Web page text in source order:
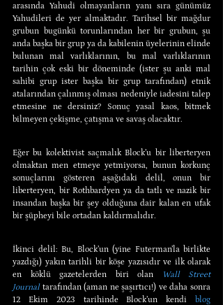
arasında Yahudi olmayanların yanı sıra günümüz
Yahudileri de yer almaktadır. Tarihsel bir mağdur
grubun bugünkü torunlarından her bir grubun, şu
anda başka bir grup ya da kabilenin üyelerinin elinde
bulunan mal varlıklarının, bu mal varlıklarının
tarihin çok eski bir döneminde (ister şu anki mal
sahibi grup ister başka bir grup tarafından) etnik
atalarından çalınmış olması nedeniyle iadesini talep
etmesine ne dersiniz? Sonuç yasal kaos, bitmek
bilmeyen çekişme, çatışma ve savaş olacaktır.
Eğer bu kolektivist saçmalık Block’u bir liberteryen
olmaktan men etmeye yetmiyorsa, bunun korkunç
sonuçlarını gösteren aşağıdaki delil, onun bir
liberteryen, bir Rothbardyen ya da tatlı ve nazik bir
insandan başka bir şey olduğuna dair kalan en ufak
bir şüpheyi bile ortadan kaldırmalıdır.
İkinci delil: Bu, Block’un (yine Futerman’la birlikte
yazdığı) yakın tarihli bir köşe yazısıdır ve ilk olarak
en köklü gazetelerden biri olan
Wall Street
Journal tarafından (aman ne şaşırtıcı!) ve daha sonra
12 Ekim 2023 tarihinde Block’un kendi blog